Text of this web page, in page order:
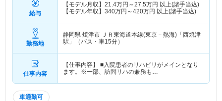
給与
【モデル月収】 21.4万円～27.5万円 以上(諸手当込)
【モデル年収】 340万円～420万円 以上(諸手当込)
勤務地
静岡県 焼津市 ＪＲ東海道本線(東京－熱海)「西焼津
駅」（バス・車15分）
仕事内容
【仕事内容】 ■入院患者のリハビリがメインとなり
ます。※一部、訪問リハの兼務も…
車通勤可